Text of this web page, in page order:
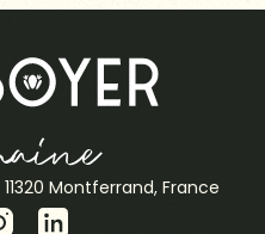
Montferrand, France